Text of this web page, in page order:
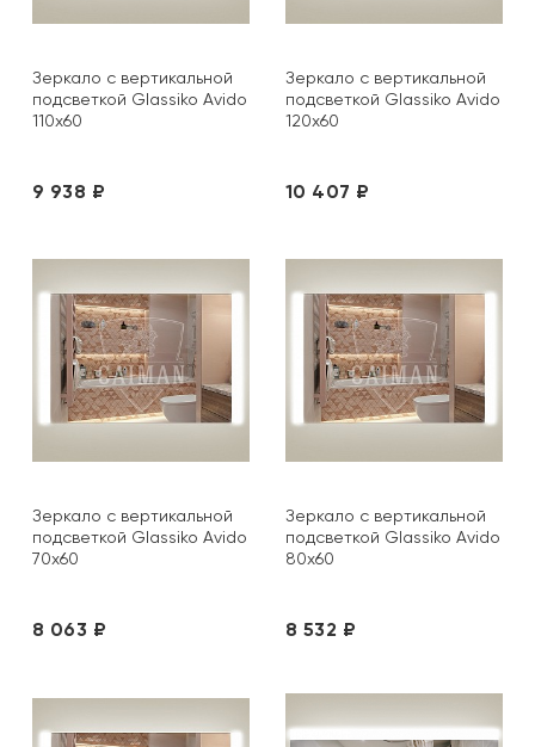
Зеркало с вертикальной
подсветкой Glassiko Avido
110х60
9 938 ₽
Зеркало с вертикальной
подсветкой Glassiko Avido
120х60
10 407 ₽
Зеркало с вертикальной
подсветкой Glassiko Avido
70х60
8 063 ₽
Зеркало с вертикальной
подсветкой Glassiko Avido
80х60
8 532 ₽